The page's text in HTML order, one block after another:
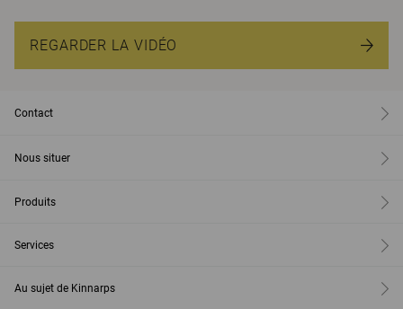
REGARDER LA VIDÉO
Contact
Nous situer
Produits
Services
Au sujet de Kinnarps